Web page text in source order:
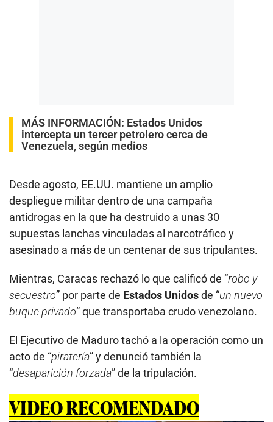
MÁS INFORMACIÓN: Estados Unidos
intercepta un tercer petrolero cerca de
Venezuela, según medios
Desde agosto, EE.UU. mantiene un amplio
despliegue militar dentro de una campaña
antidrogas en la que ha destruido a unas 30
supuestas lanchas vinculadas al narcotráfico y
asesinado a más de un centenar de sus tripulantes.
Mientras, Caracas rechazó lo que calificó de “robo y
secuestro” por parte de Estados Unidosde “un nuevo
buque privado” que transportaba crudo venezolano.
El Ejecutivo de Maduro tachó a la operación como un
acto de “piratería” y denunció también la
“desaparición forzada” de la tripulación.
VIDEO RECOMENDADO